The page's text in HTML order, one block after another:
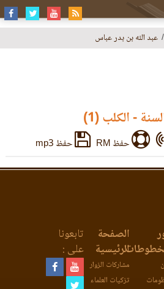
عبد الله بن بدر عباس
- الكلب (1)
حفظ RM حفظ mp3
الصفحة
الرئيسية
مشاركات الزوار
تزكيات العلماء
تابعونا
على :